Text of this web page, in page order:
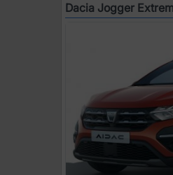
Dacia Jogger